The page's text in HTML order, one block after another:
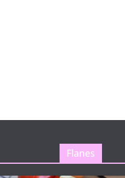
Flanes